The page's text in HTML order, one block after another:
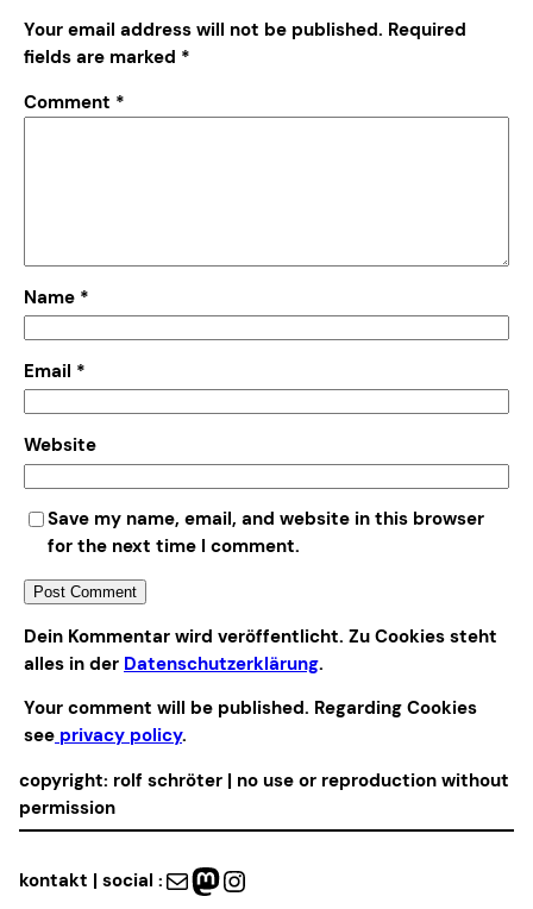
Your email address will not be published. Required
fields are marked *
Comment *
Name *
Email *
Website
Save my name, email, and website in this browser
for the next time I comment.
Alternative:
Dein Kommentar wird veröffentlicht. Zu Cookies steht
alles in der Datenschutzerklärung.
Your comment will be published. Regarding Cookies
see privacy policy.
copyright: rolf schröter | no use or reproduction without
permission
kontakt | social : Mail Mastodon Instagram